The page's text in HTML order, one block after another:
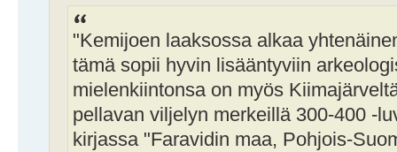
"Kemijoen laaksossa alkaa
tämä sopii hyvin lisääntyviin
mielenkiintonsa on myös
pellavan viljelyn merkeillä 300-400 -
kirjassa "Faravidin maa, Pohjois-